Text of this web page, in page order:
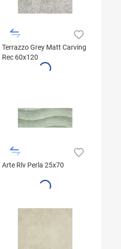
Terrazzo Grey Matt Carving
Rec 60x120
Arte Rlv Perla 25x70